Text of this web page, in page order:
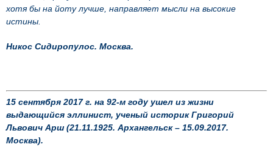
хотя бы на йоту лучше, направляет мысли на высокие
истины.
Никос Сидиропулос. Москва.
15 сентября 2017 г. на 92-м году ушел из жизни
выдающийся эллинист, ученый историк Григорий
Львович Арш (21.11.1925. Архангельск – 15.09.2017.
Москва).